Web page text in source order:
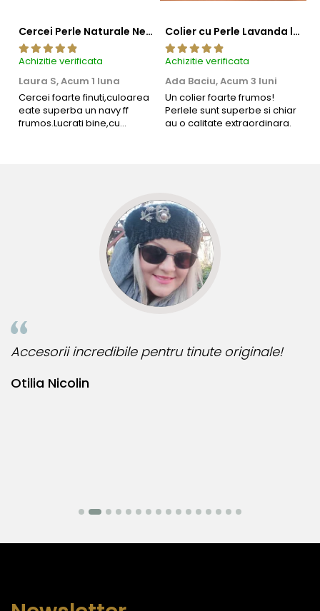
Cercei Perle Naturale Negre 5-6 mm, Buton AAA, Aur 14K (aur 585), Tip Șurub | KASKADDA®
Achizitie verificata
Laura S,Acum 1 luna
Cercei foarte finuti,culoarea
eate superba un navy ff
frumos.Lucrati bine,cu
Colier cu Perle Lavanda la Baza Gatului, de 4-5 mm, Perle Rare, Calitate AAA+, Aur 14K | KASKADDA®
Achizitie verificata
Ada Baciu,Acum 3 luni
Un colier foarte frumos!
Perlele sunt superbe si chiar
au o calitate extraordinara.
Otilia Nicolin
Accesorii incredibile pentru tinute originale!